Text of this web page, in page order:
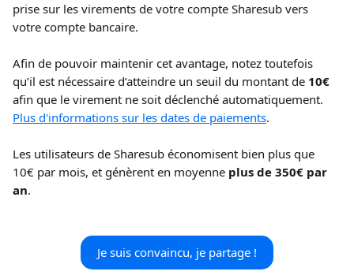
prise sur les virements de votre compte Sharesub vers
votre compte bancaire.
Afin de pouvoir maintenir cet avantage, notez toutefois
qu’il est nécessaire d’atteindre un seuil du montant de 10€
afin que le virement ne soit déclenché automatiquement.
Plus d'informations sur les dates de paiements.
Les utilisateurs de Sharesub économisent bien plus que
10€ par mois, et génèrent en moyenne plus de 350€ par
an.
Je suis convaincu, je partage !